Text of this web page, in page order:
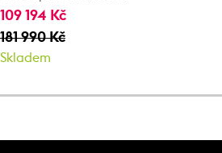
kolo
109 194 Kč
181 990 Kč
Skladem